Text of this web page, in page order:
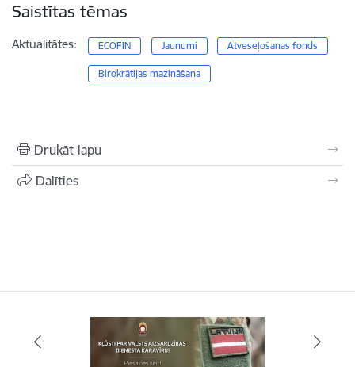
Saistītas tēmas
Aktualitātes: ECOFIN Jaunumi Atveseļošanas fonds
Birokrātijas mazināšana
Drukāt lapu
Dalīties